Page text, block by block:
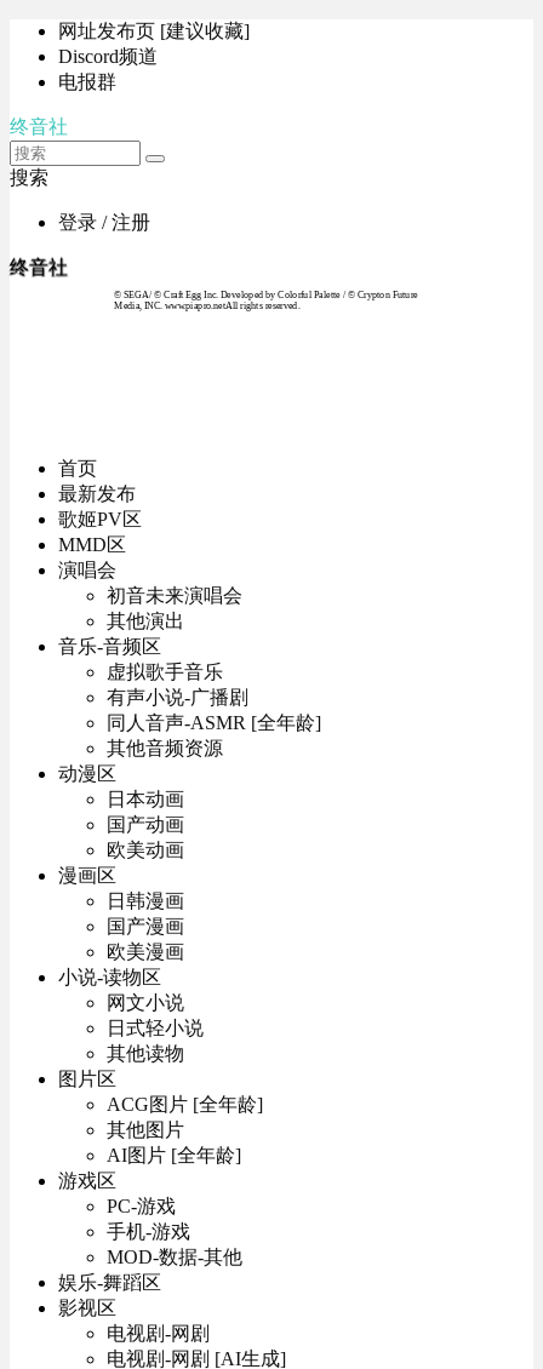
网址发布页 [建议收藏]
Discord频道
电报群
终音社
搜索
登录 / 注册
终音社
© SEGA / © Craft Egg Inc. Developed by Colorful Palette / © Crypton Future
Media, INC. www.piapro.netAll rights reserved.
首页
最新发布
歌姬PV区
MMD区
演唱会
初音未来演唱会
其他演出
音乐-音频区
虚拟歌手音乐
有声小说-广播剧
同人音声-ASMR [全年龄]
其他音频资源
动漫区
日本动画
国产动画
欧美动画
漫画区
日韩漫画
国产漫画
欧美漫画
小说-读物区
网文小说
日式轻小说
其他读物
图片区
ACG图片 [全年龄]
其他图片
AI图片 [全年龄]
游戏区
PC-游戏
手机-游戏
MOD-数据-其他
娱乐-舞蹈区
影视区
电视剧-网剧
电视剧-网剧 [AI生成]